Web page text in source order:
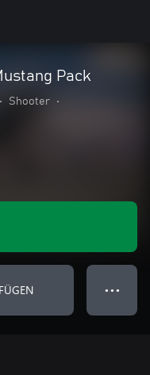
Pack
• Shooter
•
● ● ●